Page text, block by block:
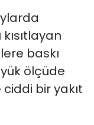
kısıtlayan
baskı
ölçüde
ciddi bir yakıt